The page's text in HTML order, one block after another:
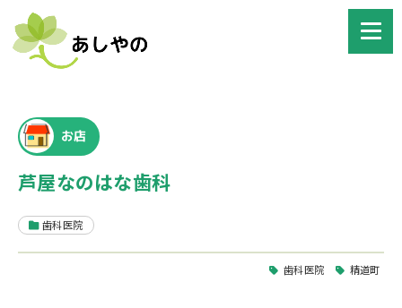
お店
芦屋なのはな歯科
歯科医院
歯科医院 精道町